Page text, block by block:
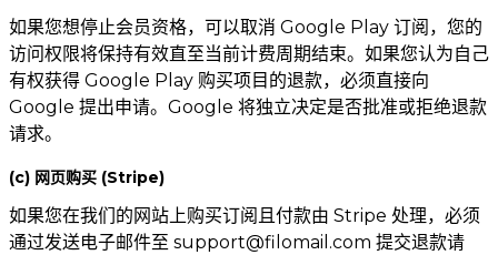
如果您想停止会员资格，可以取消 Google Play 订阅，您的
访问权限将保持有效直至当前计费周期结束。如果您认为自己
有权获得 Google Play 购买项目的退款，必须直接向
Google 提出申请。Google 将独立决定是否批准或拒绝退款
请求。
(c) 网页购买 (Stripe)
如果您在我们的网站上购买订阅且付款由 Stripe 处理，必须
通过发送电子邮件至 support@filomail.com 提交退款请